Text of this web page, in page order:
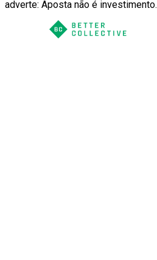
adverte: Aposta não é investimento.